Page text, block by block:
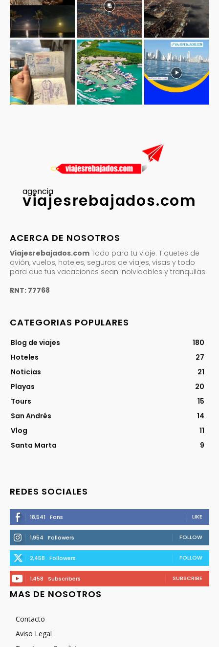
agencia
viajesrebajados.com
ACERCA DE NOSOTROS
Viajesrebajados.com Todo para tu viaje. Tiquetes de
avión, vuelos, hoteles, seguros de viajes, visas y todo
para que tus vacaciones sean inolvidables y tranquilas.
RNT: 77768
CATEGORIAS POPULARES
Blog de viajes
180
Hoteles
27
Noticias
21
Playas
20
Tours
15
San Andrés
14
Vlog
11
Santa Marta
9
REDES SOCIALES
18,541 Fans LIKE
1,954 Followers FOLLOW
2,458 Followers FOLLOW
1,458 Subscribers SUBSCRIBE
MAS DE NOSOTROS
Contacto
Aviso Legal